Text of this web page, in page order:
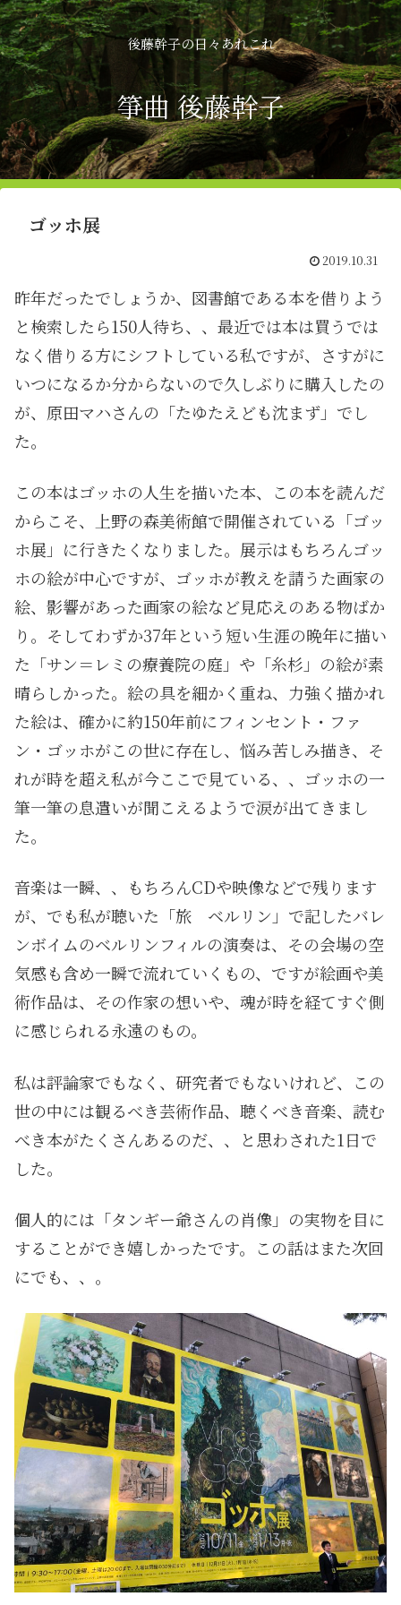
後藤幹子の日々あれこれ
箏曲 後藤幹子
ゴッホ展
2019.10.31
昨年だったでしょうか、図書館である本を借りよう
と検索したら150人待ち、、最近では本は買うでは
なく借りる方にシフトしている私ですが、さすがに
いつになるか分からないので久しぶりに購入したの
が、原田マハさんの「たゆたえども沈まず」でし
た。
この本はゴッホの人生を描いた本、この本を読んだ
からこそ、上野の森美術館で開催されている「ゴッ
ホ展」に行きたくなりました。展示はもちろんゴッ
ホの絵が中心ですが、ゴッホが教えを請うた画家の
絵、影響があった画家の絵など見応えのある物ばか
り。そしてわずか37年という短い生涯の晩年に描い
た「サン＝レミの療養院の庭」や「糸杉」の絵が素
晴らしかった。絵の具を細かく重ね、力強く描かれ
た絵は、確かに約150年前にフィンセント・ファ
ン・ゴッホがこの世に存在し、悩み苦しみ描き、そ
れが時を超え私が今ここで見ている、、ゴッホの一
筆一筆の息遣いが聞こえるようで涙が出てきまし
た。
音楽は一瞬、、もちろんCDや映像などで残ります
が、でも私が聴いた「旅 ベルリン」で記したバレ
ンボイムのベルリンフィルの演奏は、その会場の空
気感も含め一瞬で流れていくもの、ですが絵画や美
術作品は、その作家の想いや、魂が時を経てすぐ側
に感じられる永遠のもの。
私は評論家でもなく、研究者でもないけれど、この
世の中には観るべき芸術作品、聴くべき音楽、読む
べき本がたくさんあるのだ、、と思わされた1日で
した。
個人的には「タンギー爺さんの肖像」の実物を目に
することができ嬉しかったです。この話はまた次回
にでも、、。